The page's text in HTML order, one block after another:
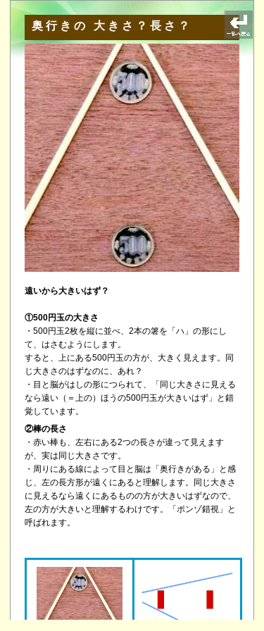
奥行きの 大きさ？長さ？
遠いから大きいはず？
①500円玉の大きさ
・500円玉2枚を縦に並べ、2本の箸を「ハ」の形にし
て、はさむようにします。
すると、上にある500円玉の方が、大きく見えます。同
じ大きさのはずなのに、あれ？
・目と脳がはしの形につられて、「同じ大きさに見える
なら遠い（＝上の）ほうの500円玉が大きいはず」と錯
覚しています。
②棒の長さ
・赤い棒も、左右にある2つの長さが違って見えます
が、実は同じ大きさです。
・周りにある線によって目と脳は「奥行きがある」と感
じ、左の長方形が遠くにあると理解します。同じ大きさ
に見えるなら遠くにあるものの方が大きいはずなので、
左の方が大きいと理解するわけです。「ポンゾ錯視」と
呼ばれます。